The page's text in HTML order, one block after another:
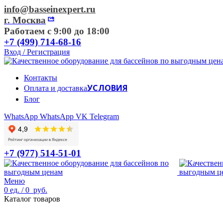
info@basseinexpert.ru
г. Москва
Работаем с 9:00 до 18:00
+7 (499) 714-68-16
Вход / Регистрация
Контакты
Оплата и доставкаУСЛОВИЯ
Блог
WhatsApp WhatsApp VK Telegram
+7 (977) 514-51-01
Меню
0 ед. / 0 руб.
Каталог товаров